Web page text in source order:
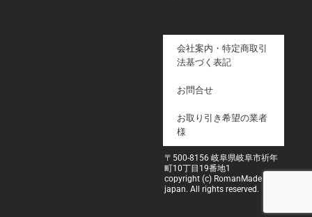
会社案内・特定商取引
法基づく表記
お問合せ
お取り引き希望の業者
様
〒500-8156 岐阜県岐阜市祈年
町10丁目19番地1
copyright (c) RomanMade
japan. All rights reserved.